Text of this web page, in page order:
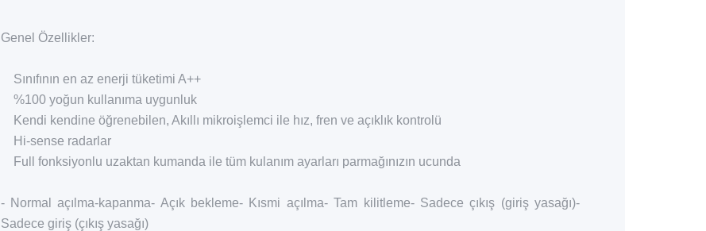
Genel Özellikler:
Sınıfının en az enerji tüketimi A++
%100 yoğun kullanıma uygunluk
Kendi kendine öğrenebilen, Akıllı mikroişlemci ile hız, fren ve açıklık kontrolü
Hi-sense radarlar
Full fonksiyonlu uzaktan kumanda ile tüm kulanım ayarları parmağınızın ucunda
- Normal açılma-kapanma- Açık bekleme- Kısmi açılma- Tam kilitleme- Sadece çıkış (giriş yasağı)-
Sadece giriş (çıkış yasağı)